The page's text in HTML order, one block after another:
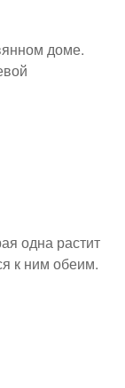
доме.
одна растит
к ним обеим.